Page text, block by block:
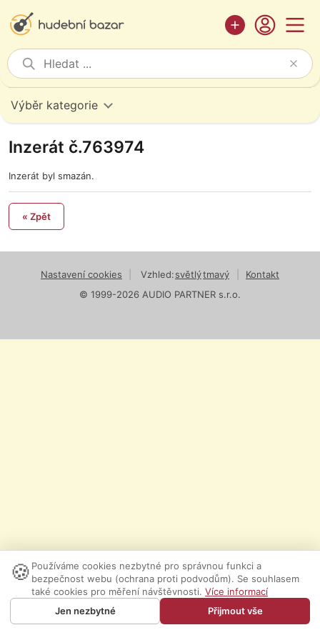
Výběr kategorie
Inzerát č.763974
Inzerát byl smazán.
« Zpět
Nastavení cookies Vzhled:světlýtmavý
Kontakt
© 1999-2026 AUDIO PARTNER s.r.o.
🍪 Používáme cookies nezbytné pro správnou funkci a
bezpečnost webu (ochrana proti podvodům). Se souhlasem
také cookies pro měření návštěvnosti. Více informací
Jen nezbytné
Přijmout vše